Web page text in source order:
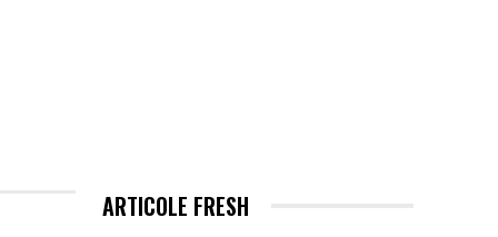
ARTICOLE FRESH